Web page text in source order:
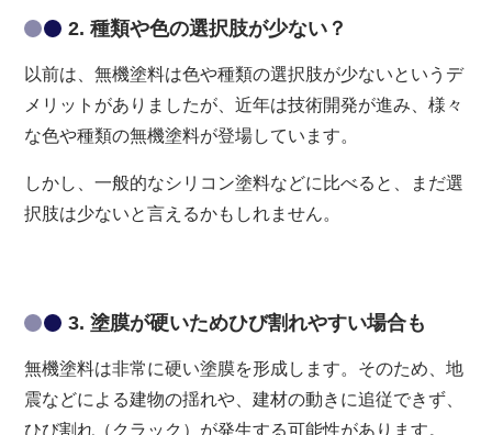
2. 種類や色の選択肢が少ない？
以前は、無機塗料は色や種類の選択肢が少ないというデ
メリットがありましたが、近年は技術開発が進み、様々
な色や種類の無機塗料が登場しています。
しかし、一般的なシリコン塗料などに比べると、まだ選
択肢は少ないと言えるかもしれません。
3. 塗膜が硬いためひび割れやすい場合も
無機塗料は非常に硬い塗膜を形成します。そのため、地
震などによる建物の揺れや、建材の動きに追従できず、
ひび割れ（クラック）が発生する可能性があります。